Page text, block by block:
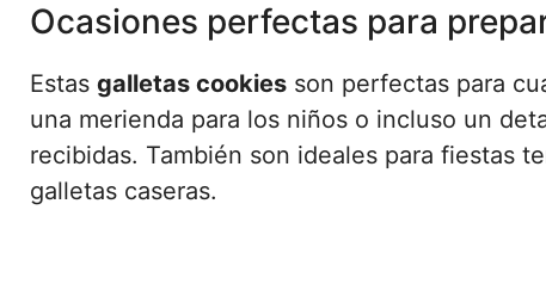
Ocasiones perfectas para
Estas galletas cookies son perfectas para
una merienda para los niños o incluso un
recibidas. También son ideales para fiestas
galletas caseras.